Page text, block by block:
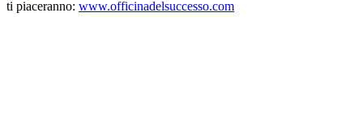
ti piaceranno: www.officinadelsuccesso.com